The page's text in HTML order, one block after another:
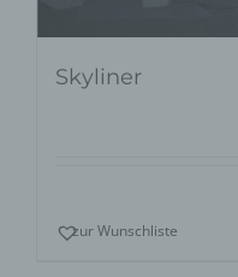
Skyliner
zur Wunschliste